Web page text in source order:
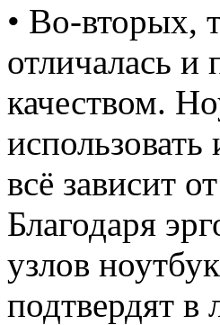
• Во-вторых,
отличалась и
качеством.
всё зависит
Благодаря
узлов
подтвердят